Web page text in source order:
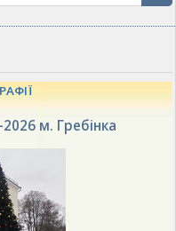
м. Гребінка